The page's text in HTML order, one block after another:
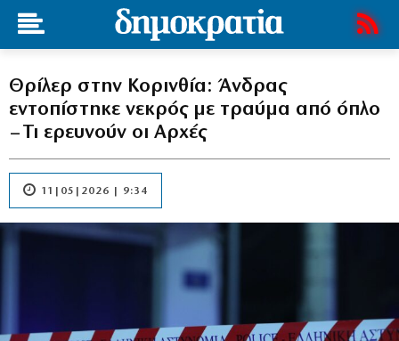
Θρίλερ στην Κορινθία: Άνδρας
εντοπίστηκε νεκρός με τραύμα από όπλο
– Τι ερευνούν οι Αρχές
11|05|2026 | 9:34